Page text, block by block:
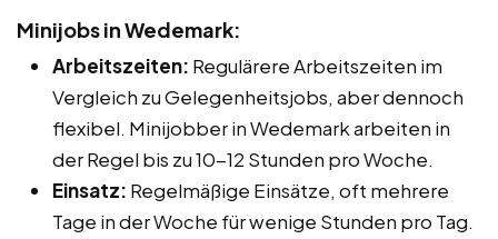
Minijobs in Wedemark:
Arbeitszeiten: Regulärere Arbeitszeiten im
Vergleich zu Gelegenheitsjobs, aber dennoch
flexibel. Minijobber in Wedemark arbeiten in
der Regel bis zu 10-12 Stunden pro Woche.
Einsatz: Regelmäßige Einsätze, oft mehrere
Tage in der Woche für wenige Stunden pro Tag.